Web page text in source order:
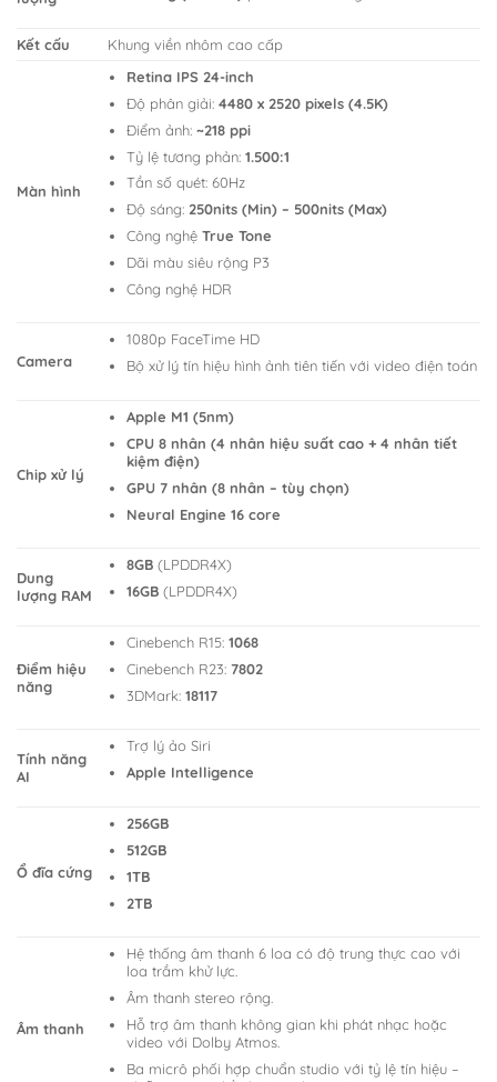
Kết cấu Khung viền nhôm cao cấp
Màn hình
Retina IPS 24-inch
Độ phân giải:4480 x 2520 pixels (4.5K)
Điểm ảnh:~218 ppi
Tỷ lệ tương phản:1.500:1
Tần số quét: 60Hz
Độ sáng:250nits (Min) – 500nits (Max)
Công nghệTrue Tone
Dãi màu siêu rộng P3
Công nghệ HDR
Camera
1080p FaceTime HD
Bộ xử lý tín hiệu hình ảnh tiên tiến với video điện toán
Chip xử lý
Apple M1 (5nm)
CPU 8 nhân (4 nhân hiệu suất cao + 4 nhân tiết
kiệm điện)
GPU 7 nhân (8 nhân – tùy chọn)
Neural Engine 16 core
Dung
lượng RAM
8GB(LPDDR4X)
16GB (LPDDR4X)
Điểm hiệu
năng
Cinebench R15:1068
Cinebench R23:7802
3DMark:18117
Tính năng
AI
Trợ lý ảo Siri
Apple Intelligence
Ổ đĩa cứng
256GB
512GB
1TB
2TB
Âm thanh
Hệ thống âm thanh 6 loa có độ trung thực cao với
loa trầm khử lực.
Âm thanh stereo rộng.
Hỗ trợ âm thanh không gian khi phát nhạc hoặc
video với Dolby Atmos.
Ba micrô phối hợp chuẩn studio với tỷ lệ tín hiệu –